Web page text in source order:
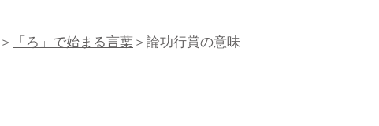
＞「ろ」で始まる言葉＞論功行賞の意味